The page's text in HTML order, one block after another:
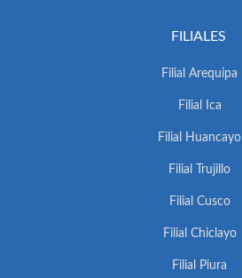
FILIALES
Filial Arequipa
Filial Ica
Filial Huancayo
Filial Trujillo
Filial Cusco
Filial Chiclayo
Filial Piura